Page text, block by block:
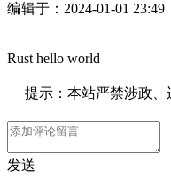
编辑于：2024-01-01 23:49
Rust hello world
提示：本站严禁涉政
发送